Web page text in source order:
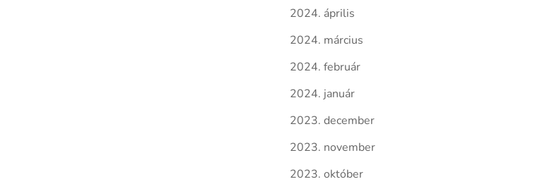
2024. április
2024. március
2024. február
2024. január
2023. december
2023. november
2023. október